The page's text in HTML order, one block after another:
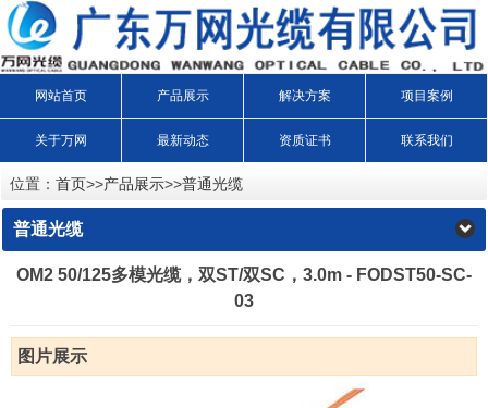
网站首页 产品展示 解决方案 项目案例
关于万网 最新动态 资质证书 联系我们
位置： 首页>>产品展示>>普通光缆
普通光缆
OM2 50/125多模光缆，双ST/双SC，3.0m - FODST50-SC-
03
图片展示